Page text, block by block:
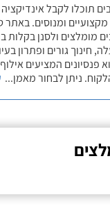
תוכלו לקבל
ומנוסים. באתר
מומלצים ולסנן בקלות
חינוך גורים ופתרון
פנסיונים המציעים
ניתן לבחור מאמן...